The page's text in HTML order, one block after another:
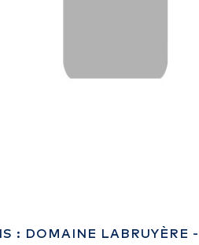
: DOMAINE LABRUYÈRE